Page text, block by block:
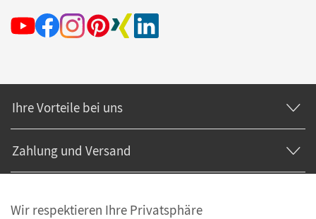
Ihre Vorteile bei uns
Zahlung und Versand
Wir respektieren Ihre Privatsphäre